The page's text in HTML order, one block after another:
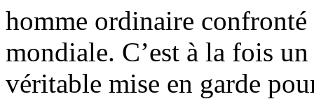
homme ordinaire
mondiale. C’est à la fois
véritable mise en garde